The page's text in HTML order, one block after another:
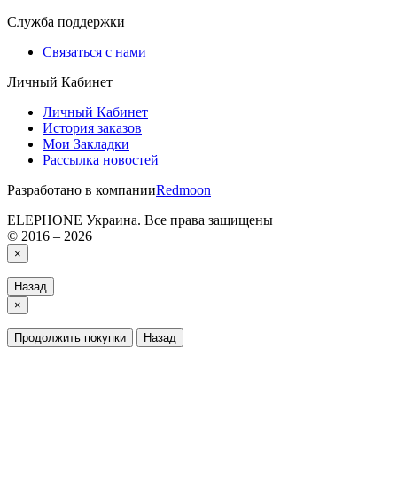
Служба поддержки
Связаться с нами
Личный Кабинет
Личный Кабинет
История заказов
Мои Закладки
Рассылка новостей
Разработано в компанииRedmoon
ELEPHONE Украина. Все права защищены
© 2016 – 2026
×
Назад
×
Продолжить покупки Назад